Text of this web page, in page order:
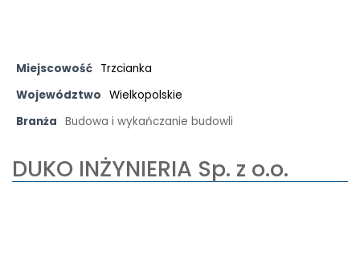
Miejscowość Trzcianka
Województwo Wielkopolskie
Branża Budowa i wykańczanie budowli
DUKO INŻYNIERIA Sp. z o.o.